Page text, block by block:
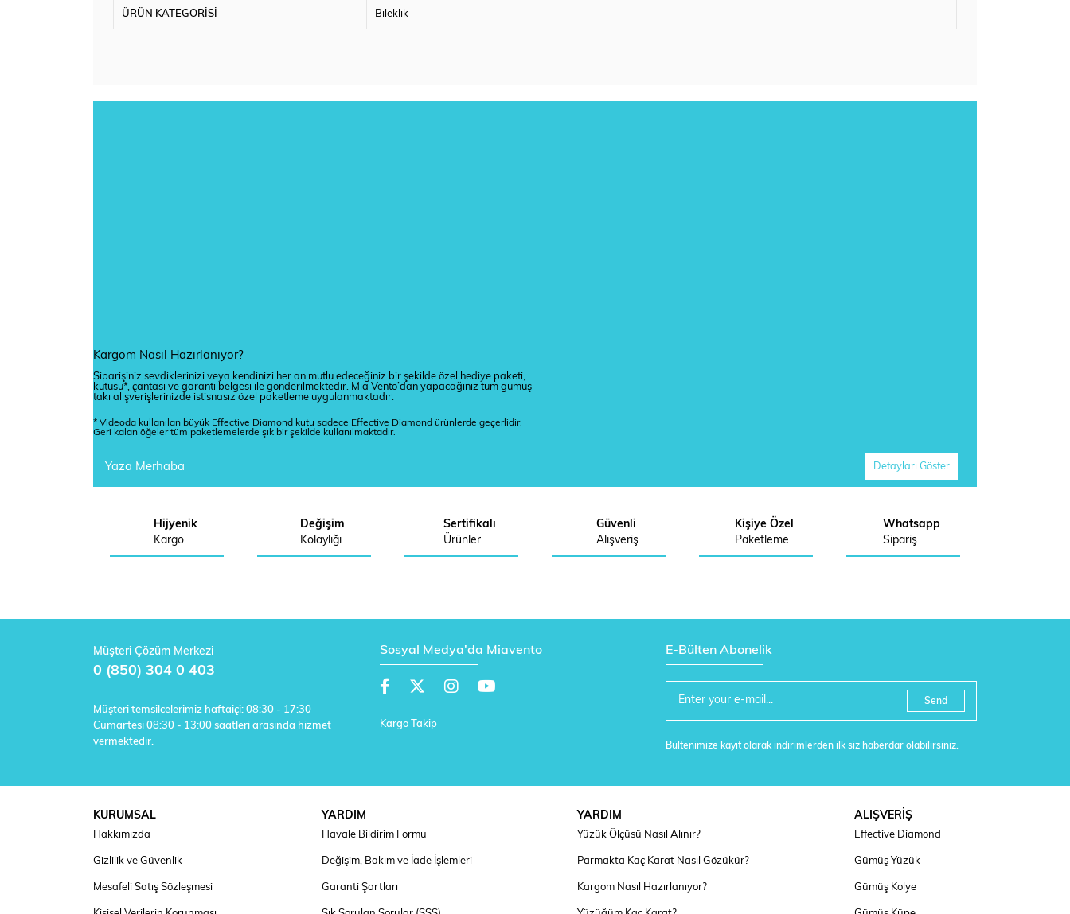
ÜRÜN KATEGORİSİ Bileklik
Kargom Nasıl Hazırlanıyor?
Siparişiniz sevdiklerinizi veya kendinizi her an mutlu edeceğiniz bir şekilde özel hediye paketi,
kutusu*, çantası ve garanti belgesi ile gönderilmektedir. Mia Vento’dan yapacağınız tüm gümüş
takı alışverişlerinizde istisnasız özel paketleme uygulanmaktadır.
* Videoda kullanılan büyük Effective Diamond kutu sadece Effective Diamond ürünlerde geçerlidir.
Geri kalan öğeler tüm paketlemelerde şık bir şekilde kullanılmaktadır.
Yaza Merhaba Detayları Göster
Hijyenik
Kargo
Değişim
Kolaylığı
Sertifikalı
Ürünler
Güvenli
Alışveriş
Kişiye Özel
Paketleme
Whatsapp
Sipariş
Müşteri Çözüm Merkezi
0 (850) 304 0 403
Müşteri temsilcelerimiz haftaiçi: 08:30 - 17:30
Cumartesi 08:30 - 13:00 saatleri arasında hizmet
vermektedir.
Sosyal Medya'da Miavento
Kargo Takip
E-Bülten Abonelik
Send
Bültenimize kayıt olarak indirimlerden ilk siz haberdar olabilirsiniz.
KURUMSAL
Hakkımızda
Gizlilik ve Güvenlik
Mesafeli Satış Sözleşmesi
YARDIM
Havale Bildirim Formu
Değişim, Bakım ve İade İşlemleri
Garanti Şartları
YARDIM
Yüzük Ölçüsü Nasıl Alınır?
Parmakta Kaç Karat Nasıl Gözükür?
Kargom Nasıl Hazırlanıyor?
ALIŞVERİŞ
Effective Diamond
Gümüş Yüzük
Gümüş Kolye